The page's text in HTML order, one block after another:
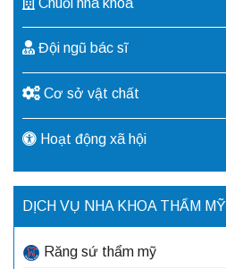
Đội ngũ bác sĩ
Cơ sở vật chất
Hoạt động xã hội
DỊCH VỤ NHA KHOA THẨM MỸ
Răng sứ thẩm mỹ